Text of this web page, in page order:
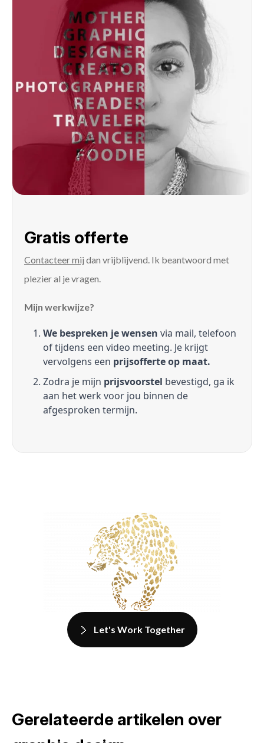
Gratis offerte
Contacteer mij dan vrijblijvend. Ik beantwoord met
plezier al je vragen.
Mijn werkwijze?
We bespreken je wensen via mail, telefoon
of tijdens een video meeting. Je krijgt
vervolgens een prijsofferte op maat.
Zodra je mijn prijsvoorstel bevestigd, ga ik
aan het werk voor jou binnen de
afgesproken termijn.
Let's Work Together
Gerelateerde artikelen over